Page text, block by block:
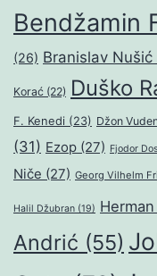
Bendžamin
(26) Branislav Nušić
Korać (22) Duško
F. Kenedi (23) Džon
(31) Ezop (27) Fjodor
Niče (27) Georg Vilhelm
Halil Džubran (19)
Andrić (55)